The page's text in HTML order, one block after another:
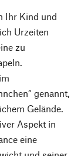
Ihr Kind und
Urzeiten
zu
genannt,
Gelände.
Aspekt in
eine